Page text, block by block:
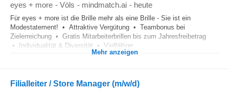
eyes + more - Völs - mindmatch.ai - heute
Für eyes + more ist die Brille mehr als eine Brille - Sie ist ein
Modestatement! • Attraktive Vergütung • Teambonus bei
Zielerreichung • Gratis Mitarbeiterbrillen bis zum Jahresfreibetrag
• Individualität & Diversität • Vielfältige...
Mehr anzeigen
Filialleiter / Store Manager (m/w/d)